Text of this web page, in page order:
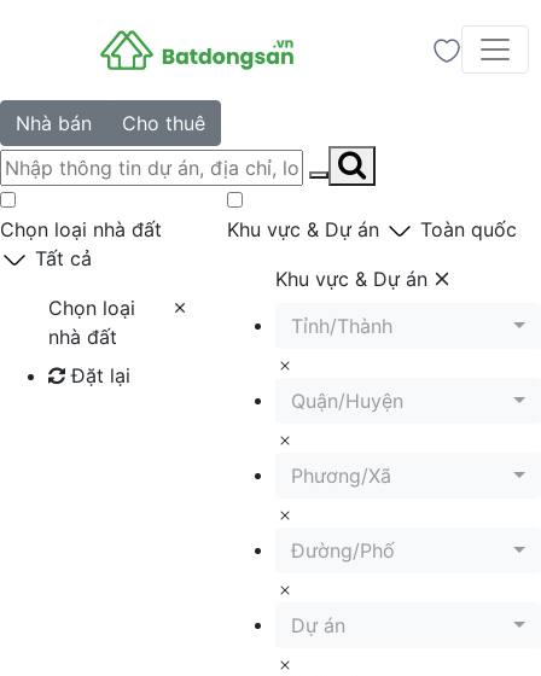
Nhà bán Cho thuê
Chọn loại nhà đất
Tất cả
Chọn loại
nhà đất
Đặt lại
Khu vực & Dự án Toàn quốc
Khu vực & Dự án
Tỉnh/Thành
Quận/Huyện
Phương/Xã
Đường/Phố
Dự án